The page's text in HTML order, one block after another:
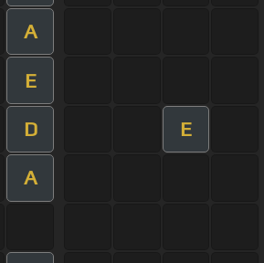
A
E
D E
A